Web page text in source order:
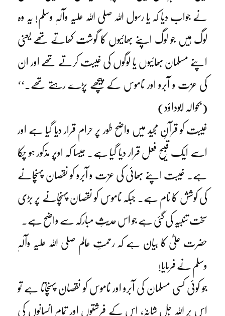
نے جواب دیا کہ یا رسول اللہ صلی اللہ علیہ وآلہٖ وسلم! یہ وہ
لوگ ہیں جو لوگ اپنے بھائیوں کا گوشت کھاتے تھے یعنی
اپنے مسلمان بھائیوں یا لوگوں کی غیبت کرتے تھے اور ان
کی عزت و آبرو اور ناموس کے پیچھے پڑے رہتے تھے۔‘‘
(بحوالہ ابوداؤد)
غیبت کو قرآنِ مجید میں واضح طور پر حرام قرار دیا گیا ہے اور
اسے ایک قبیح فعل قرار دیا گیا ہے۔ جیسا کہ اوپر مذکور ہو چکا
ہے۔ غیبت اپنے بھائی کی عزت و آبرو کو نقصان پہنچانے
کی کوشش کا نام ہے۔ جبکہ ناموس کو نقصان پہنچانے پر بڑی
سخت تنبیہ کی گئی ہے جو اس حدیثِ مبارکہ سے واضح ہے۔
حضرت علیؓ کا بیان ہے کہ رحمتِ عالم صلی اللہ علیہ وآلہٖ
وسلم نے فرمایا!
جو کوئی کسی مسلمان کی آبرو اور ناموس کو نقصان پہنچاتا ہے تو
اس پر اللہ جل شانہٗ، اس کے فرشتوں اور تمام انسانوں کی